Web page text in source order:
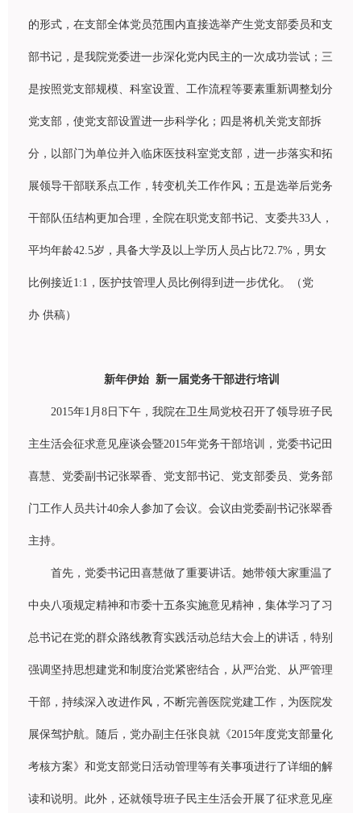
的形式，在支部全体党员范围 内直接选举产生党支部委员和支
部书记 ，是我院党委进一步深化党内民主的一次成功尝试 ；三
是按照党支部规模、科室设置、工作流程等要素重新调整划分
党支部，使党支部设置进一步科学化；四是将机关党支部拆
分，以部门为单位并入临床 医技科室党支部， 进一步落实和拓
展领导干部联系点工作， 转变机关工作作风 ；五是选举后党务
干部 队伍结构更加合理，全院在职党支部书记、支委共33人，
平均年龄42.5岁 ，具备大学及以上学历 人 员占比72.7% ，男女
比例接近1:1 ，医护技管理人 员 比例得到 进一步优化。（党
办 供稿）
新年伊始 新一届党务干部进行培训
2015年1月8日下午，我院在卫生局党校召开了领导班子民
主生活会征求意见座谈会暨2015年党务干部培训，党委书记田
喜慧、党委副书记张翠香、党支部书记、党支部委员、党务部
门工作人员共计40余人参加了会议。会议由党委副书记张翠香
主持。
首先，党委书记田喜慧做了重要讲话。她带领大家重温了
中央八项规定精神和市委十五条实施意见精神，集体学习了习
总书记在党的群众路线教育实践活动总结大会上的讲话，特别
强调坚持思想建党和制度治党紧密结合，从严治党、从严管理
干部，持续深入改进作风，不断完善医院党建工作，为医院发
展保驾护航。随后，党办副主任张良就《2015年度党支部量化
考核方案》和党支部党日活动管理等有关事项进行了详细的解
读和说明。此外，还就领导班子民主生活会开展了征求意见座